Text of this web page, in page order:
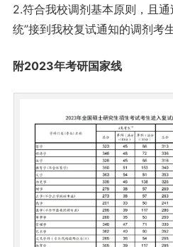
2.符合我校调剂基本原则，且
统”接到我校复试通知的调剂考生
附2023年考研国家线